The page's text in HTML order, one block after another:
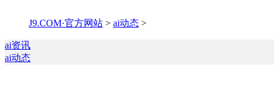
J9.COM·官方网站 > ai动态 >
ai资讯
ai动态